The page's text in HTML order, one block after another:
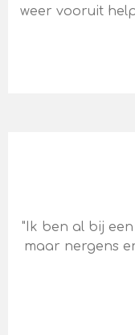
weer vooruit
"Ik ben al bij
maar nergens